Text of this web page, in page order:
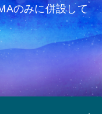
のみに併設して